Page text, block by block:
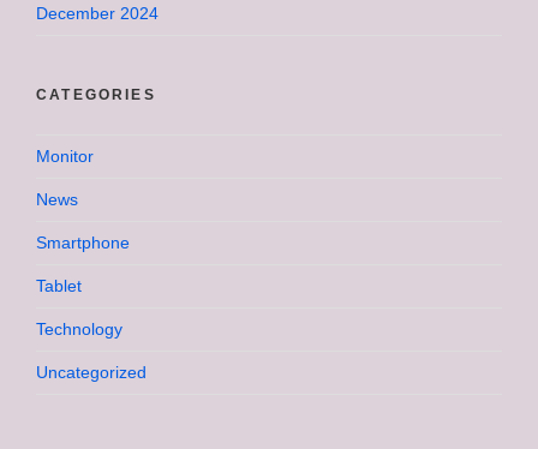
December 2024
CATEGORIES
Monitor
News
Smartphone
Tablet
Technology
Uncategorized